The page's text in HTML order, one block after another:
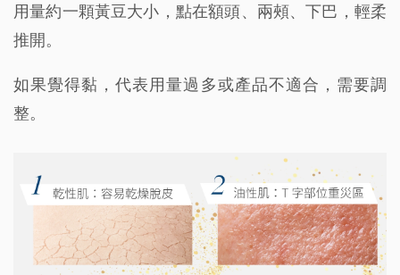
用量約一顆黃豆大小，點在額頭、兩頰、下巴，輕柔
推開。
如果覺得黏，代表用量過多或產品不適合，需要調
整。